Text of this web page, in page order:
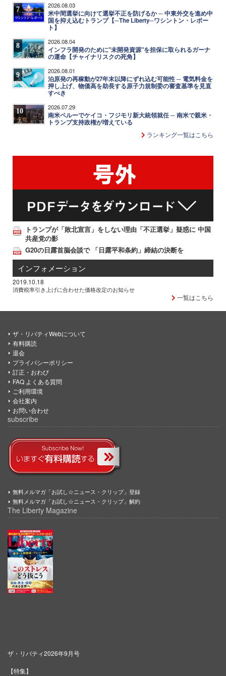
7 2026.08.03
米中間選挙に向けて選挙不正を防げるか ─ 中東外交を進め中
国を抑え込むトランプ【─The Liberty─ワシントン・レポー
ト】
8 2026.08.04
インフラ開発のために"未開発資源"を担保に取られるガーナ
の運命【チャイナリスクの死角】
9 2026.08.01
泊原発の再稼動が27年末以降にずれ込む可能性 ─ 電気料金を
押し上げ、物価高を助長する原子力規制委の審査基準を見直
すべき
10 2026.07.29
南米ペルーでケイコ・フジモリ新大統領就任 ─ 南米で親米・
トランプ支持政権が増えている
ランキング一覧はこちら
トランプが「敗北宣言」をしない理由「不正選挙」疑惑に 中国
共産党の影
G20の日露首脳会談で 「日露平和条約」締結の決断を
インフォメーション
2019.10.18
消費税率引き上げに合わせた価格改定のお知らせ
一覧はこちら
ザ・リバティWebについて
有料購読
退会
プライバシーポリシー
訂正・おわび
FAQ よくある質問
ご利用環境
会社案内
お問い合わせ
subscribe
無料メルマガ「お試し☆ニュース・クリップ」登録
無料メルマガ「お試し☆ニュース・クリップ」解約
The Liberty Magazine
ザ・リバティ2026年9月号
【特集】